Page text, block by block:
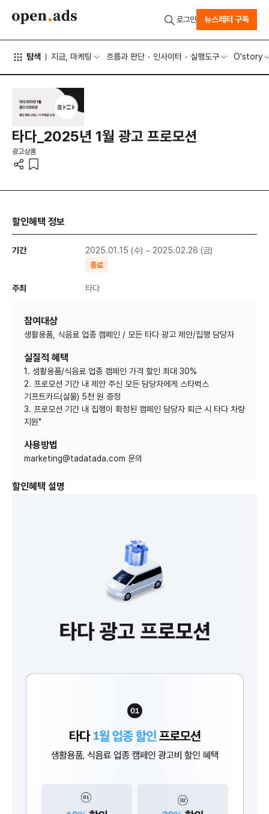
탐색 지금, 마케팅 흐름과 판단 인사이터 실행도구 O'story
로그인 뉴스레터 구독
타다_2025년 1월 광고 프로모션
광고상품
할인혜택 정보
기간 2025.01.15 (수) ~ 2025.02.28 (금)
종료
주최 타다
참여대상
실질적 혜택
1. 생활용품/식음료 업종 캠페인 가격 할인 최대 30%
2. 프로모션 기간 내 제안 주신 모든 담당자에게 스타벅스
기프트카드(실물) 5천 원 증정
3. 프로모션 기간 내 집행이 확정된 캠페인 담당자 퇴근 시 타다 차량
사용방법
할인혜택 설명